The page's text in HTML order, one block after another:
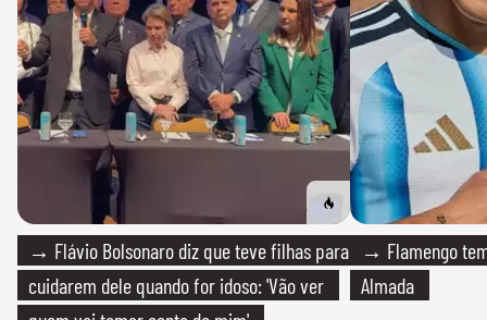
→ Flávio Bolsonaro diz que teve filhas para
cuidarem dele quando for idoso: 'Vão ver
→ Flamengo
Almada